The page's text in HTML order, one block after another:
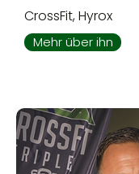
CrossFit, Hyrox
Mehr über ihn